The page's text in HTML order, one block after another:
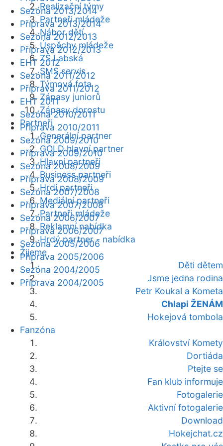
Realizační týmy
Partneři mládeže
Nábor dětí
Úspěchy mládeže
ZŠ Labská
SMS servis
Týmová fota
Zápasy juniorů
Zápasy dorostu
Partneři
Generální partner
GOLD hlavní partner
Hlavní partneři
Business partneři
Hrdí partneři
Mediální partneři
Partneři mládeže
Reklamní nabídka
Hrdý partner - nabídka
Žijeme
Děti dětem
Jsme jedna rodina
Petr Koukal a Kometa
Chlapi ŽENÁM
Hokejová tombola
Fanzóna
Království Komety
Dortiáda
Ptejte se
Fan klub informuje
Fotogalerie
Aktivní fotogalerie
Download
Hokejchat.cz
Sezóna 2013/2014
Příprava 2013/2014
Sezóna 2012/2013
Příprava 2012/2013
EHT 2012
Sezóna 2011/2012
Příprava 2011/2012
EHT 2011
Sezóna 2010/2011
Příprava 2010/2011
Sezóna 2009/2010
Příprava 2009/2010
Sezóna 2008/2009
Příprava 2008/2009
Sezóna 2007/2008
Příprava 2007/2008
Sezóna 2006/2007
Příprava 2006/2007
Sezóna 2005/2006
Příprava 2005/2006
Sezóna 2004/2005
Příprava 2004/2005